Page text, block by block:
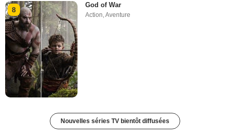
8
God of War
Action,Aventure
Nouvelles séries TV bientôt diffusées